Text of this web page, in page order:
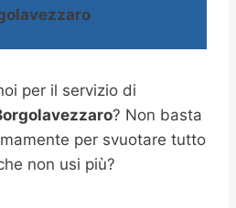
per il servizio di
? Non basta
per svuotare tutto
non usi più?